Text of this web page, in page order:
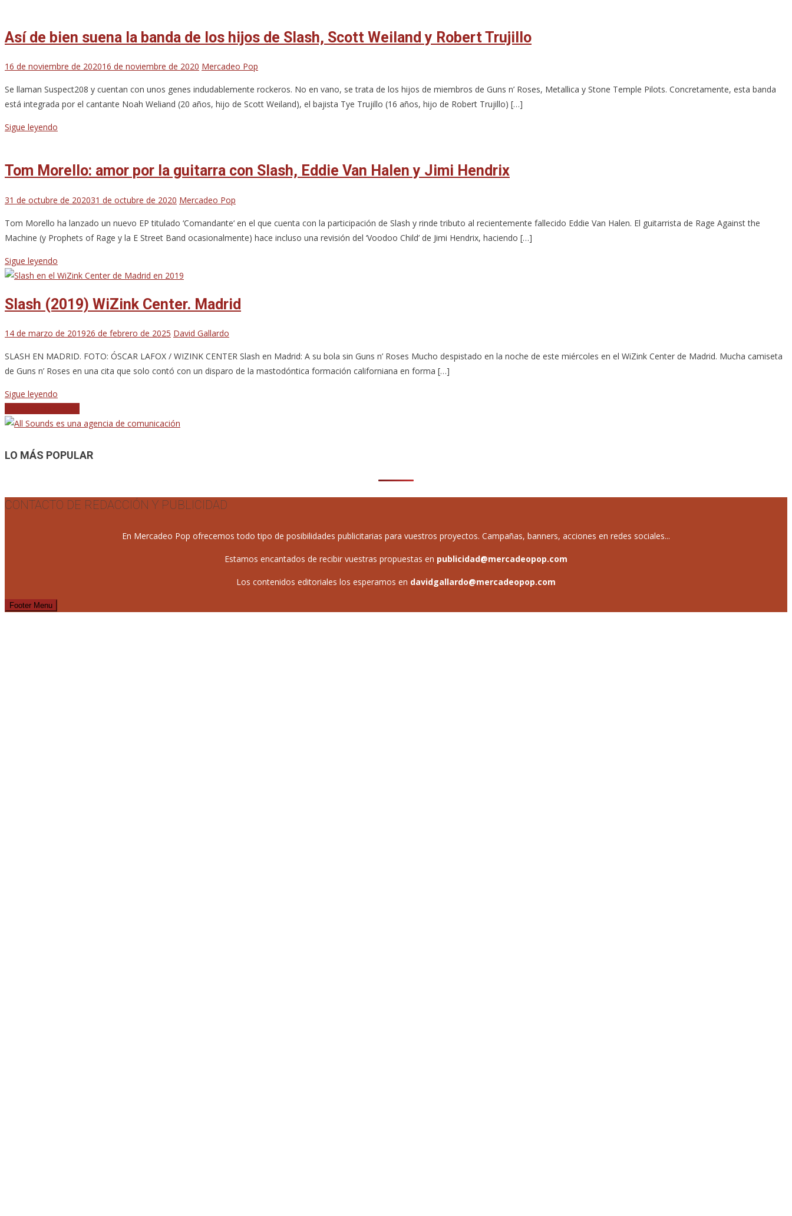
Así de bien suena la banda de los hijos de Slash, Scott Weiland y Robert Trujillo
16 de noviembre de 202016 de noviembre de 2020 Mercadeo Pop
Se llaman Suspect208 y cuentan con unos genes indudablemente rockeros. No en vano, se trata de los hijos de miembros de Guns n’ Roses, Metallica y Stone Temple Pilots. Concretamente, esta banda
está integrada por el cantante Noah Weliand (20 años, hijo de Scott Weiland), el bajista Tye Trujillo (16 años, hijo de Robert Trujillo) […]
Sigue leyendo
Tom Morello: amor por la guitarra con Slash, Eddie Van Halen y Jimi Hendrix
31 de octubre de 202031 de octubre de 2020 Mercadeo Pop
Tom Morello ha lanzado un nuevo EP titulado ‘Comandante‘ en el que cuenta con la participación de Slash y rinde tributo al recientemente fallecido Eddie Van Halen. El guitarrista de Rage Against the
Machine (y Prophets of Rage y la E Street Band ocasionalmente) hace incluso una revisión del ‘Voodoo Child’ de Jimi Hendrix, haciendo […]
Sigue leyendo
Slash (2019) WiZink Center. Madrid
14 de marzo de 201926 de febrero de 2025 David Gallardo
SLASH EN MADRID. FOTO: ÓSCAR LAFOX / WIZINK CENTER Slash en Madrid: A su bola sin Guns n’ Roses Mucho despistado en la noche de este miércoles en el WiZink Center de Madrid. Mucha camiseta
de Guns n’ Roses en una cita que solo contó con un disparo de la mastodóntica formación californiana en forma […]
Sigue leyendo
Navegación
de
entradas
LO MÁS POPULAR
CONTACTO DE REDACCIÓN Y PUBLICIDAD
En Mercadeo Pop ofrecemos todo tipo de posibilidades publicitarias para vuestros proyectos. Campañas, banners, acciones en redes sociales...
Estamos encantados de recibir vuestras propuestas en publicidad@mercadeopop.com
Los contenidos editoriales los esperamos en davidgallardo@mercadeopop.com
Footer Menu